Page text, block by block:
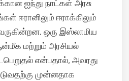
ஐந்து நாட்கள் அரசு
ஈரானிலும் ஈராக்கிலும்
ஒரு இஸ்லாமிய
மற்றும் அரசியல்
என்பதால், அவரது
முன்னதாக